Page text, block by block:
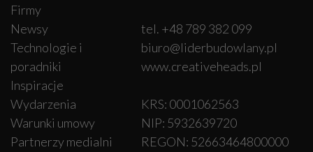
Firmy
Newsy
Technologie i
poradniki
Inspiracje
Wydarzenia
Warunki umowy
Partnerzy medialni
tel. +48 789 382 099
biuro@liderbudowlany.pl
www.creativeheads.pl
KRS: 0001062563
NIP: 5932639720
REGON: 52663464800000